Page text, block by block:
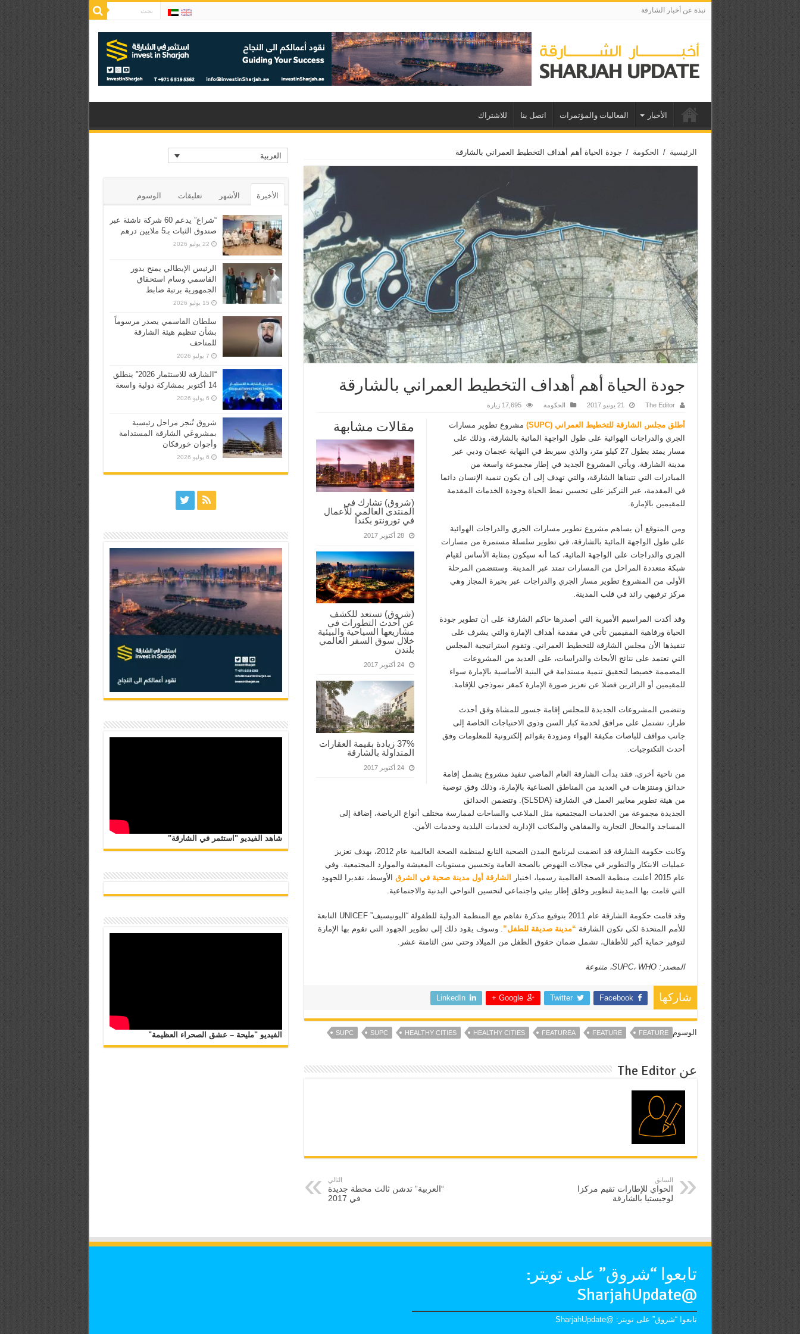
نبذة عن أخبار الشارقة
الأخبار الفعاليات والمؤتمرات اتصل بنا للاشتراك
الرئيسية / الحكومة / جودة الحياة أهم أهداف التخطيط العمراني بالشارقة
جودة الحياة أهم أهداف التخطيط العمراني بالشارقة
The Editor 21 يونيو 2017 الحكومة 17,695 زيارة
مقالات مشابهة
(شروق) تشارك في
المنتدى العالمي للأعمال
في تورونتو بكندا
28 أكتوبر 2017
(شروق) تستعد للكشف
عن أحدث التطورات في
مشاريعها السياحية والبيئية
خلال سوق السفر العالمي
بلندن
24 أكتوبر 2017
37% زيادة بقيمة العقارات
المتداولة بالشارقة
24 أكتوبر 2017
أطلق مجلس الشارقة للتخطيط العمراني (SUPC)
مشروع تطوير مسارات
الجري والدراجات الهوائية على طول الواجهة المائية بالشارقة، وذلك على
مسار يمتد بطول 27 كيلو متر، والذي سيربط في النهاية عجمان ودبي عبر
مدينة الشارقة. ويأتي المشروع الجديد في إطار مجموعة واسعة من
المبادرات التي تتبناها الشارقة، والتي تهدف إلى أن يكون تنمية الإنسان دائما
في المقدمة، عبر التركيز على تحسين نمط الحياة وجودة الخدمات المقدمة
للمقيمين بالإمارة.
ومن المتوقع أن يساهم مشروع تطوير مسارات الجري والدراجات الهوائية
على طول الواجهة المائية بالشارقة، في تطوير سلسلة مستمرة من مسارات
الجري والدراجات على الواجهة المائية، كما أنه سيكون بمثابة الأساس لقيام
شبكة متعددة المراحل من المسارات تمتد عبر المدينة. وستتضمن المرحلة
الأولى من المشروع تطوير مسار الجري والدراجات عبر بحيرة المجاز وهي
مركز ترفيهي رائد في قلب المدينة.
وقد أكدت المراسيم الأميرية التي أصدرها حاكم الشارقة على أن تطوير جودة
الحياة ورفاهية المقيمين تأتي في مقدمة أهداف الإمارة والتي يشرف على
تنفيذها الأن مجلس الشارقة للتخطيط العمراني. وتقوم استراتيجية المجلس
التي تعتمد على نتائج الأبحاث والدراسات، على العديد من المشروعات
المصممة خصيصا لتحقيق تنمية مستدامة في البنية الأساسية بالإمارة سواء
للمقيمين أو الزائرين فضلا عن تعزيز صورة الإمارة كمقر نموذجي للإقامة.
وتتضمن المشروعات الجديدة للمجلس إقامة جسور للمشاة وفق أحدث
طراز، تشتمل على مرافق لخدمة كبار السن وذوي الاحتياجات الخاصة إلى
جانب مواقف للباصات مكيفة الهواء ومزودة بقوائم إلكترونية للمعلومات وفق
أحدث التكنوجيات.
من ناحية أخرى، فقد بدأت الشارقة العام الماضي تنفيذ مشروع يشمل إقامة
حدائق ومنتزهات في العديد من المناطق الصناعية بالإمارة، وذلك وفق توصية
من هيئة تطوير معايير العمل في الشارقة (SLSDA). وتتضمن الحدائق
الجديدة مجموعة من الخدمات المجتمعية مثل الملاعب والساحات لممارسة مختلف أنواع الرياضة، إضافة إلى
المساجد والمحال التجارية والمقاهي والمكاتب الإدارية لخدمات البلدية وخدمات الأمن.
وكانت حكومة الشارقة قد انضمت لبرنامج المدن الصحية التابع لمنظمة الصحة العالمية عام 2012، بهدف تعزيز
عمليات الابتكار والتطوير في مجالات النهوض بالصحة العامة وتحسين مستويات المعيشة والموارد المجتمعية. وفي
عام 2015 أعلنت منظمة الصحة العالمية رسميا، اختيار
الشارقة أول مدينة صحية في الشرق الأوسط، تقديرا للجهود
التي قامت بها المدينة لتطوير وخلق إطار بيئي واجتماعي لتحسين النواحي البدنية والاجتماعية.
وقد قامت حكومة الشارقة عام 2011 بتوقيع مذكرة تفاهم مع المنظمة الدولية للطفولة “اليونيسيف” UNICEF التابعة
للأمم المتحدة لكي تكون الشارقة “مدينة صديقة للطفل” . وسوف يقود ذلك إلى تطوير الجهود التي تقوم بها الإمارة
لتوفير حماية أكبر للأطفال، تشمل ضمان حقوق الطفل من الميلاد وحتى سن الثامنة عشر.
المصدر: SUPC، WHO، متنوعة
شاركها Facebook
Twitter
Google +
LinkedIn
الوسوم FEATURE
FEATURE
FEATUREA
HEALTHY CITIES
HEALTHY CITIES
SUPC
SUPC
عن The Editor
السابق
الحواي للإطارات تقيم مركزا
لوجيستيا بالشارقة
التالي
“العربية” تدشن ثالث محطة جديدة
في 2017
العربية
الأخيرة الأشهر تعليقات الوسوم
“شراع” يدعم 60 شركة ناشئة عبر
صندوق الثبات بـ5 ملايين درهم
22 يوليو 2026
الرئيس الإيطالي يمنح بدور
القاسمي وسام استحقاق
الجمهورية برتبة ضابط
15 يوليو 2026
سلطان القاسمي يصدر مرسوماً
بشأن تنظيم هيئة الشارقة
للمتاحف
7 يوليو 2026
“الشارقة للاستثمار 2026” ينطلق
14 أكتوبر بمشاركة دولية واسعة
6 يوليو 2026
شروق تُنجز مراحل رئيسية
بمشروعَي الشارقة المستدامة
وأجوان خورفكان
6 يوليو 2026
شاهد الفيديو "استثمر في الشارقة"
الفيديو "مليحة – عشق الصحراء العظيمة"
تابعوا “شروق” على تويتر:
@SharjahUpdate
تابعوا “شروق” على تويتر: @SharjahUpdate